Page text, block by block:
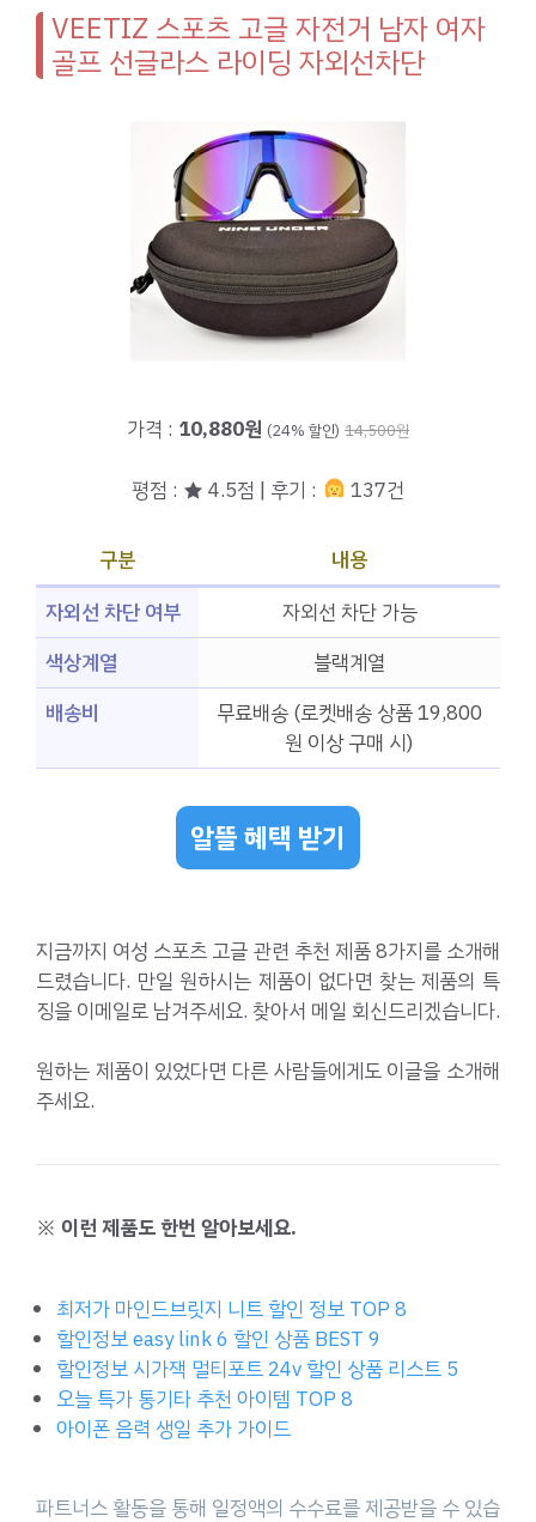
VEETIZ 스포츠 고글 자전거 남자 여자
골프 선글라스 라이딩 자외선차단
가격 : 10,880원 (24% 할인) 14,500원
평점 : ★ 4.5점 | 후기 : 137건
구분
내용
자외선 차단 여부
자외선 차단 가능
색상계열
블랙계열
배송비
무료배송 (로켓배송 상품 19,800
원 이상 구매 시)
알뜰 혜택 받기
지금까지 여성 스포츠 고글 관련 추천 제품 8가지를 소개해
드렸습니다. 만일 원하시는 제품이 없다면 찾는 제품의 특
징을 이메일로 남겨주세요. 찾아서 메일 회신드리겠습니다.
원하는 제품이 있었다면 다른 사람들에게도 이글을 소개해
주세요.
※ 이런 제품도 한번 알아보세요.
최저가 마인드브릿지 니트 할인 정보 TOP 8
할인정보 easy link 6 할인 상품 BEST 9
할인정보 시가잭 멀티포트 24v 할인 상품 리스트 5
오늘 특가 통기타 추천 아이템 TOP 8
아이폰 음력 생일 추가 가이드
파트너스 활동을 통해 일정액의 수수료를 제공받을 수 있습